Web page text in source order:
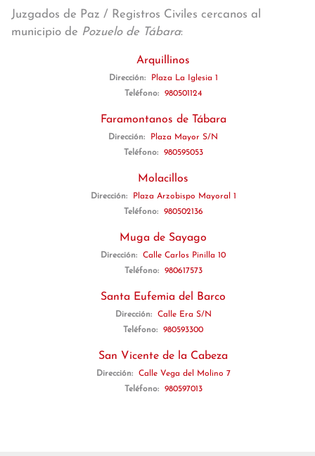
Juzgados de Paz / Registros Civiles cercanos al
municipio de Pozuelo de Tábara:
Arquillinos
Dirección:
Plaza La Iglesia 1
Teléfono:
980501124
Faramontanos de Tábara
Dirección:
Plaza Mayor S/N
Teléfono:
980595053
Molacillos
Dirección:
Plaza Arzobispo Mayoral 1
Teléfono:
980502136
Muga de Sayago
Dirección:
Calle Carlos Pinilla 10
Teléfono:
980617573
Santa Eufemia del Barco
Dirección:
Calle Era S/N
Teléfono:
980593300
San Vicente de la Cabeza
Dirección:
Calle Vega del Molino 7
Teléfono:
980597013